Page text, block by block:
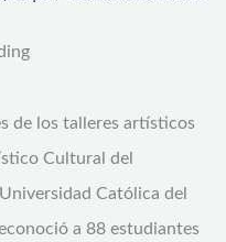
de los talleres artísticos
Cultural del
Católica del
a 88 estudiantes